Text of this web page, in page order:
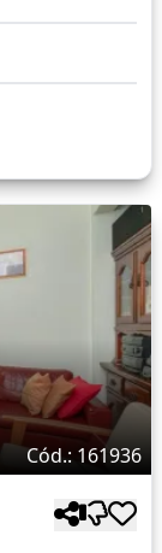
Cód.: 161936